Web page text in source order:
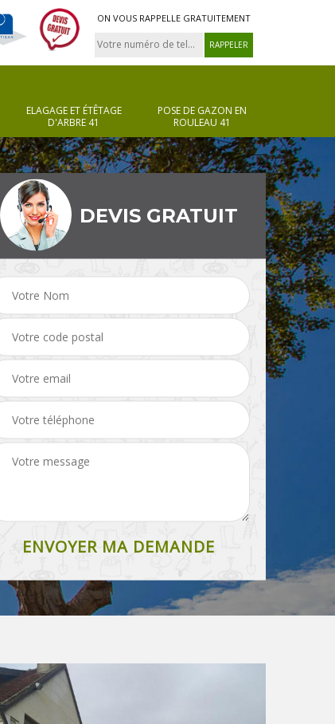
ON VOUS RAPPELLE GRATUITEMENT
ELAGAGE ET ÉTÊTAGE
D'ARBRE 41
POSE DE GAZON EN
ROULEAU 41
Pose de gazon en
rouleau 41 Taille de haie 41
DEVIS GRATUIT